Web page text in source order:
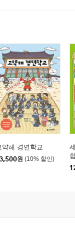
다 / 139
약해 경연학교
원 (10% 할인)